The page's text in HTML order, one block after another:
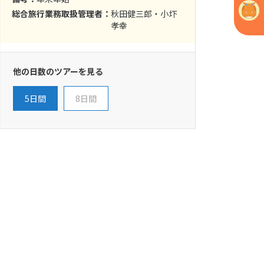
総合旅行業務取扱管理者： 秋田健三郎・小圷
孝幸
他の日数のツアーを見る
5日間 8日間